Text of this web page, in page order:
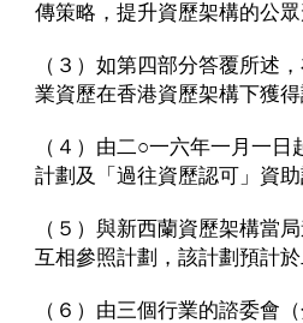
傳策略，提升資歷架構的公
（３）如第四部分答覆所述
業資歷在香港資歷架構下獲
（４）由二○一六年一月一
計劃及「過往資歷認可」資
（５）與新西蘭資歷架構當
互相參照計劃，該計劃預計
（６）由三個行業的諮委會